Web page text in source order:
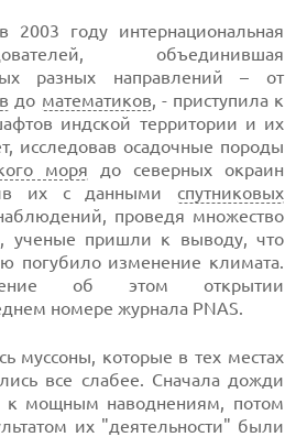
2003 году интернациональная
объединившая
разных направлений – от
до математиков, - приступила к
индской территории и их
исследовав осадочные породы
моря до северных окраин
их с данными спутниковых
проведя множество
ученые пришли к выводу, что
погубило изменение климата.
об этом открытии
номере журнала PNAS.
муссоны, которые в тех местах
все слабее. Сначала дожди
к мощным наводнениям, потом
их "деятельности" были